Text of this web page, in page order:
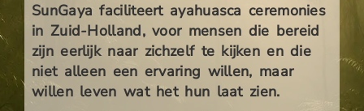
SunGaya faciliteert ayahuasca ceremonies
in Zuid-Holland, voor mensen die bereid
zijn eerlijk naar zichzelf te kijken en die
niet alleen een ervaring willen, maar
willen leven wat het hun laat zien.